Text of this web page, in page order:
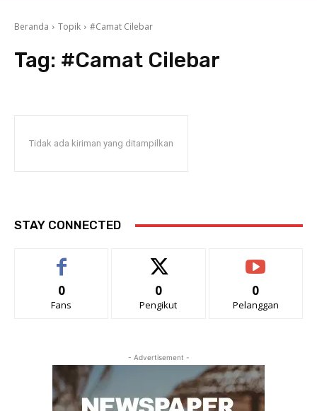
Beranda Topik #Camat Cilebar
Tag: #Camat Cilebar
Tidak ada kiriman yang ditampilkan
STAY CONNECTED
0
Fans
0
Pengikut
0
Pelanggan
- Advertisement -